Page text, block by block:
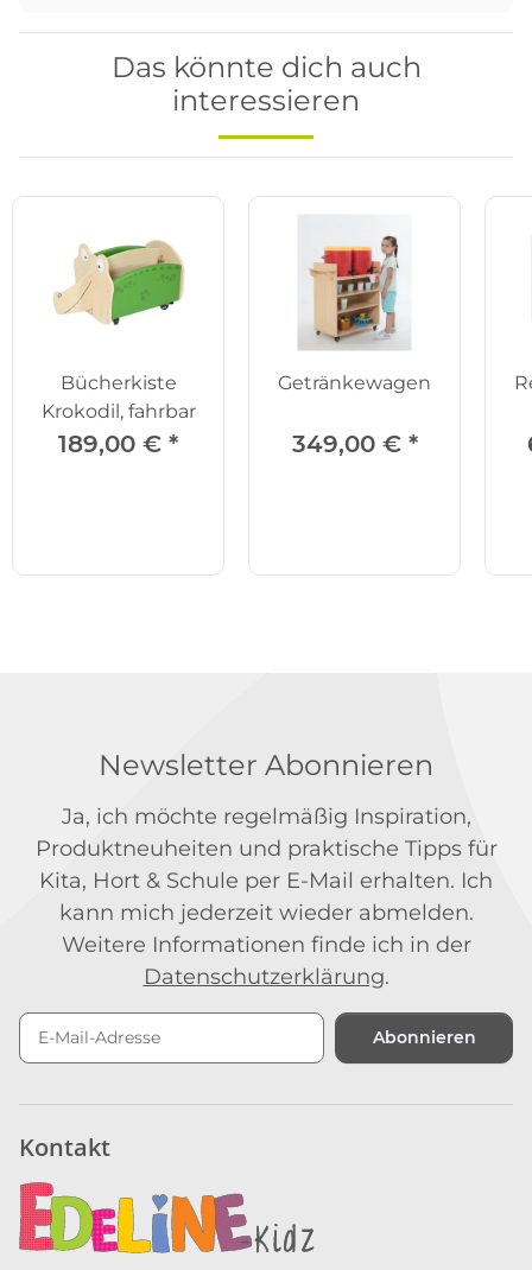
Das könnte dich auch
interessieren
Bücherkiste
Krokodil, fahrbar
189,00 € *
Getränkewagen
349,00 € *
Newsletter Abonnieren
Ja, ich möchte regelmäßig Inspiration,
Produktneuheiten und praktische Tipps für
Kita, Hort & Schule per E-Mail erhalten. Ich
kann mich jederzeit wieder abmelden.
Weitere Informationen finde ich in der
Datenschutzerklärung.
Abonnieren
Kontakt